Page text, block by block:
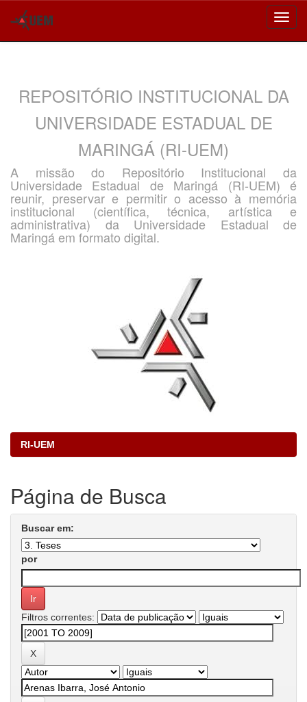
REPOSITÓRIO INSTITUCIONAL DA
UNIVERSIDADE ESTADUAL DE
MARINGÁ (RI-UEM)
A missão do Repositório Institucional da
Universidade Estadual de Maringá (RI-UEM) é
reunir, preservar e permitir o acesso à memória
institucional (científica, técnica, artística e
administrativa) da Universidade Estadual de
Maringá em formato digital.
RI-UEM
Página de Busca
Buscar em:
por
Filtros correntes: